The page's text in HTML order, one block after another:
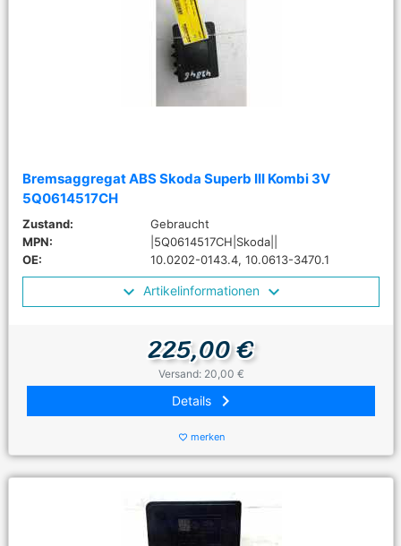
Bremsaggregat ABS Skoda Superb III Kombi 3V
5Q0614517CH
Zustand:
Gebraucht
MPN:
|5Q0614517CH|Skoda||
OE:
10.0202-0143.4, 10.0613-3470.1
Artikelinformationen
225,00 €
Versand: 20,00 €
Details keyboard_arrow_right
favorite_border merken